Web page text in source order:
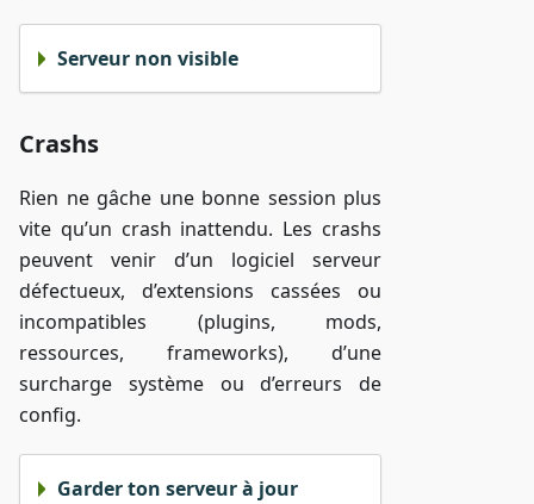
Serveur non visible
Crashs
Rien ne gâche une bonne session plus
vite qu’un crash inattendu. Les crashs
peuvent venir d’un logiciel serveur
défectueux, d’extensions cassées ou
incompatibles (plugins, mods,
ressources, frameworks), d’une
surcharge système ou d’erreurs de
config.
Garder ton serveur à jour